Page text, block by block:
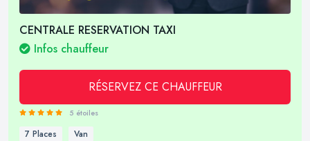
CENTRALE RESERVATION TAXI
Infos chauffeur
RÉSERVEZ CE CHAUFFEUR
5 étoiles
7 Places Van